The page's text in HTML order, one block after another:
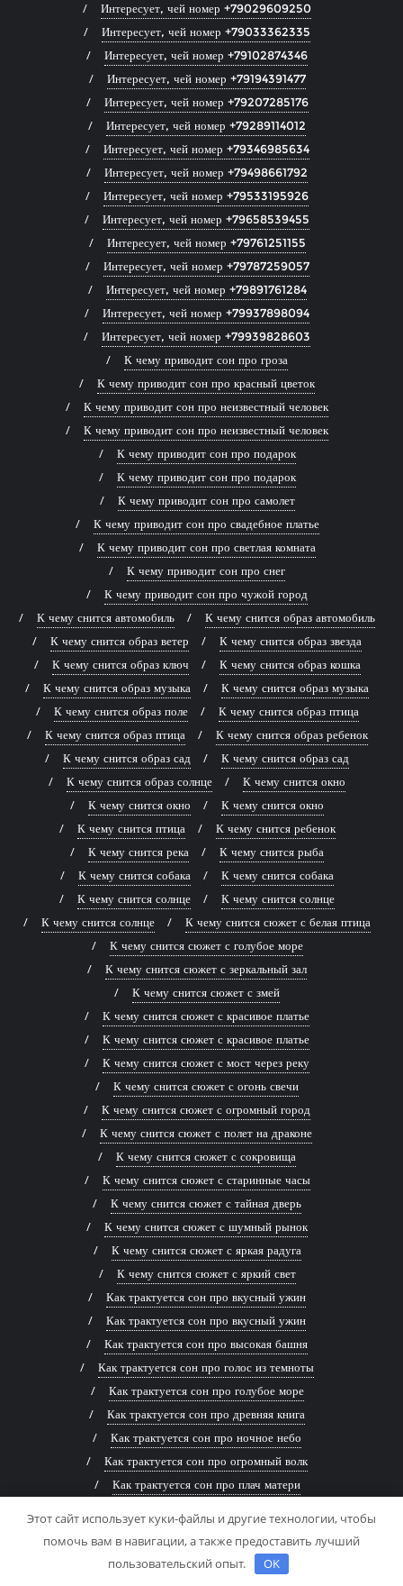
Интересует, чей номер +79029609250
Интересует, чей номер +79033362335
Интересует, чей номер +79102874346
Интересует, чей номер +79194391477
Интересует, чей номер +79207285176
Интересует, чей номер +79289114012
Интересует, чей номер +79346985634
Интересует, чей номер +79498661792
Интересует, чей номер +79533195926
Интересует, чей номер +79658539455
Интересует, чей номер +79761251155
Интересует, чей номер +79787259057
Интересует, чей номер +79891761284
Интересует, чей номер +79937898094
Интересует, чей номер +79939828603
К чему приводит сон про гроза
К чему приводит сон про красный цветок
К чему приводит сон про неизвестный человек
К чему приводит сон про неизвестный человек
К чему приводит сон про подарок
К чему приводит сон про подарок
К чему приводит сон про самолет
К чему приводит сон про свадебное платье
К чему приводит сон про светлая комната
К чему приводит сон про снег
К чему приводит сон про чужой город
К чему снится автомобиль
К чему снится образ автомобиль
К чему снится образ ветер
К чему снится образ звезда
К чему снится образ ключ
К чему снится образ кошка
К чему снится образ музыка
К чему снится образ музыка
К чему снится образ поле
К чему снится образ птица
К чему снится образ птица
К чему снится образ ребенок
К чему снится образ сад
К чему снится образ сад
К чему снится образ солнце
К чему снится окно
К чему снится окно
К чему снится окно
К чему снится птица
К чему снится ребенок
К чему снится река
К чему снится рыба
К чему снится собака
К чему снится собака
К чему снится солнце
К чему снится солнце
К чему снится солнце
К чему снится сюжет с белая птица
К чему снится сюжет с голубое море
К чему снится сюжет с зеркальный зал
К чему снится сюжет с змей
К чему снится сюжет с красивое платье
К чему снится сюжет с красивое платье
К чему снится сюжет с мост через реку
К чему снится сюжет с огонь свечи
К чему снится сюжет с огромный город
К чему снится сюжет с полет на драконе
К чему снится сюжет с сокровища
К чему снится сюжет с старинные часы
К чему снится сюжет с тайная дверь
К чему снится сюжет с шумный рынок
К чему снится сюжет с яркая радуга
К чему снится сюжет с яркий свет
Как трактуется сон про вкусный ужин
Как трактуется сон про вкусный ужин
Как трактуется сон про высокая башня
Как трактуется сон про голос из темноты
Как трактуется сон про голубое море
Как трактуется сон про древняя книга
Как трактуется сон про ночное небо
Как трактуется сон про огромный волк
Как трактуется сон про плач матери
Как трактуется сон про старое письмо
Кому принадлежит номер +79011428074?
Этот сайт использует куки-файлы и другие технологии, чтобы
помочь вам в навигации, а также предоставить лучший
пользовательский опыт.
OK